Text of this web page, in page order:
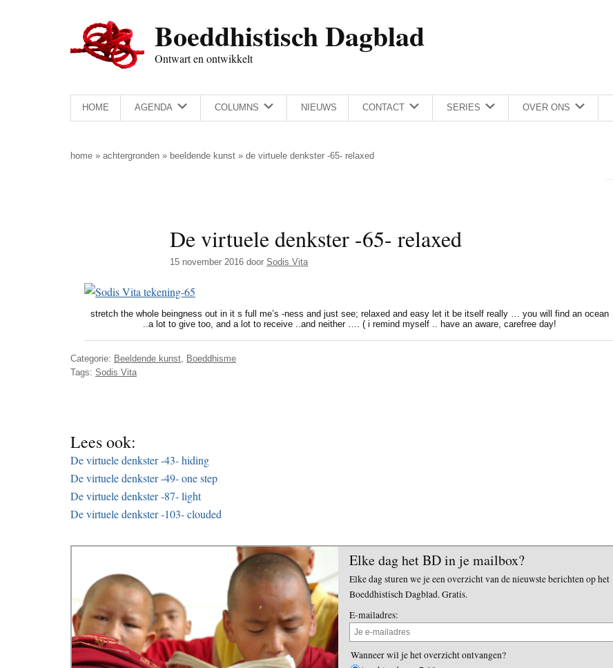
Boeddhistisch Dagblad
Ontwart en ontwikkelt
HOME AGENDA COLUMNS NIEUWS CONTACT SERIES OVER ONS
home » achtergronden » beeldende kunst » de virtuele denkster -65- relaxed
De virtuele denkster -65- relaxed
15 november 2016 door Sodis Vita
stretch the whole beingness out in it s full me’s -ness and just see; relaxed and easy let it be itself really … you will find an ocean
..a lot to give too, and a lot to receive ..and neither …. ( i remind myself .. have an aware, carefree day!
Categorie: Beeldende kunst, Boeddhisme
Tags: Sodis Vita
Lees ook:
De virtuele denkster -43- hiding
De virtuele denkster -49- one step
De virtuele denkster -87- light
De virtuele denkster -103- clouded
Elke dag het BD in je mailbox?
Elke dag sturen we je een overzicht van de nieuwste berichten op het
Boeddhistisch Dagblad. Gratis.
E-mailadres:
Wanneer wil je het overzicht ontvangen?